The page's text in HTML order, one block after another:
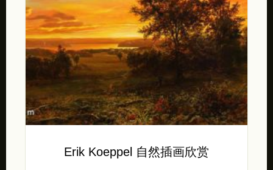
Erik Koeppel 自然插画欣赏